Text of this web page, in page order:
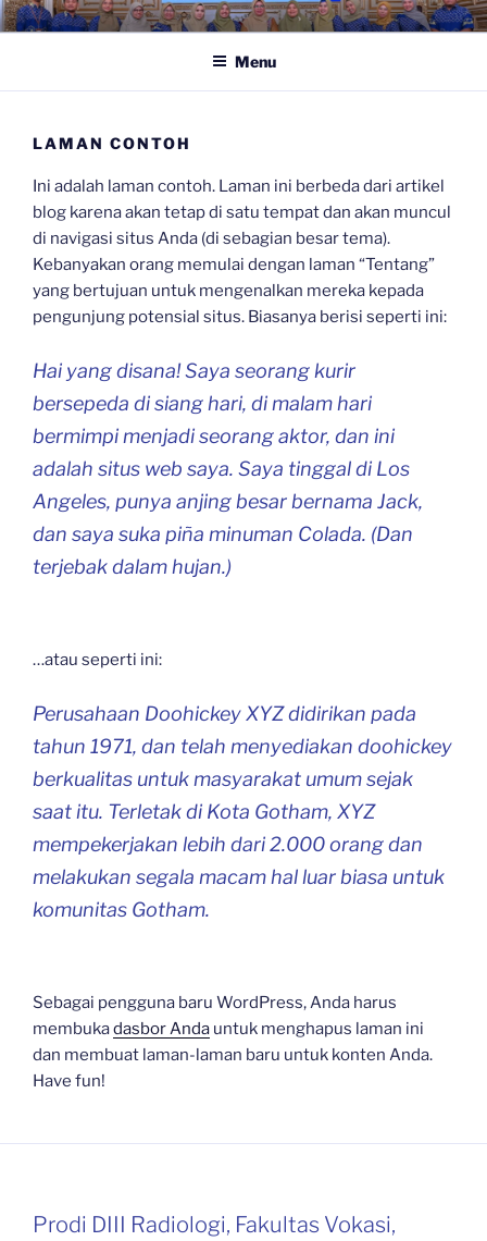
Skip
to
.:: PRODI DIII RADIOLOGI ::.
| Universitas Baiturrahmah
Menu
LAMAN CONTOH
Ini adalah laman contoh. Laman ini berbeda dari artikel
blog karena akan tetap di satu tempat dan akan muncul
di navigasi situs Anda (di sebagian besar tema).
Kebanyakan orang memulai dengan laman “Tentang”
yang bertujuan untuk mengenalkan mereka kepada
pengunjung potensial situs. Biasanya berisi seperti ini:
Hai yang disana! Saya seorang kurir
bersepeda di siang hari, di malam hari
bermimpi menjadi seorang aktor, dan ini
adalah situs web saya. Saya tinggal di Los
Angeles, punya anjing besar bernama Jack,
dan saya suka piña minuman Colada. (Dan
terjebak dalam hujan.)
…atau seperti ini:
Perusahaan Doohickey XYZ didirikan pada
tahun 1971, dan telah menyediakan doohickey
berkualitas untuk masyarakat umum sejak
saat itu. Terletak di Kota Gotham, XYZ
mempekerjakan lebih dari 2.000 orang dan
melakukan segala macam hal luar biasa untuk
komunitas Gotham.
Sebagai pengguna baru WordPress, Anda harus
membukadasbor Anda untuk menghapus laman ini
dan membuat laman-laman baru untuk konten Anda.
Have fun!
Prodi DIII Radiologi, Fakultas Vokasi,